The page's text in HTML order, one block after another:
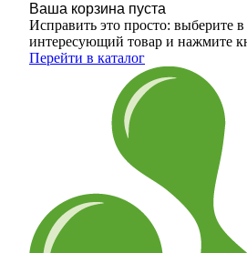
Ваша корзина пуста
Исправить это просто: выберите в
интересующий товар и нажмите
Перейти в каталог